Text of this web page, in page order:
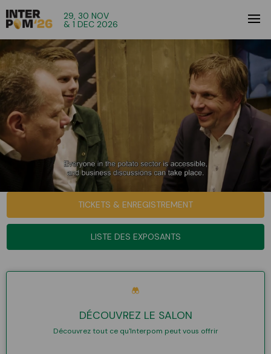
29, 30 NOV
& 1 DEC 2026
TICKETS & ENREGISTREMENT
LISTE DES EXPOSANTS
DÉCOUVREZ LE SALON
Découvrez tout ce qu'Interpom peut vous offrir